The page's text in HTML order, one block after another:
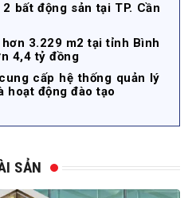
bất động sản tại TP. Cần
3.229 m2 tại tỉnh Bình
4,4 tỷ đồng
cấp hệ thống quản lý
hoạt động đào tạo
SẢN